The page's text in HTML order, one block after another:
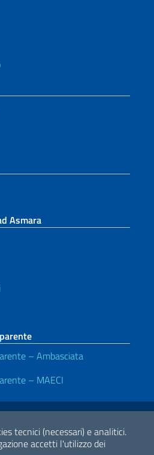
tecnici (necessari) e analitici.
accetti l'utilizzo dei
Asmara
– Ambasciata
– MAECI